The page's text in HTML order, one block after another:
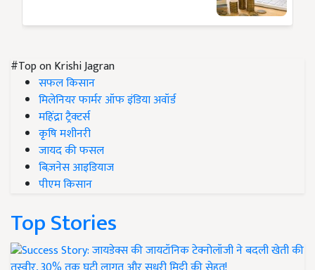
#Top on Krishi Jagran
सफल किसान
मिलेनियर फार्मर ऑफ इंडिया अवॉर्ड
महिंद्रा ट्रैक्टर्स
कृषि मशीनरी
जायद की फसल
बिज़नेस आइडियाज
पीएम किसान
Top Stories